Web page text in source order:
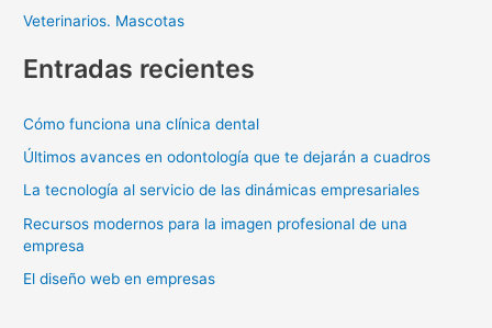
Veterinarios. Mascotas
Entradas recientes
Cómo funciona una clínica dental
Últimos avances en odontología que te dejarán a cuadros
La tecnología al servicio de las dinámicas empresariales
Recursos modernos para la imagen profesional de una
empresa
El diseño web en empresas